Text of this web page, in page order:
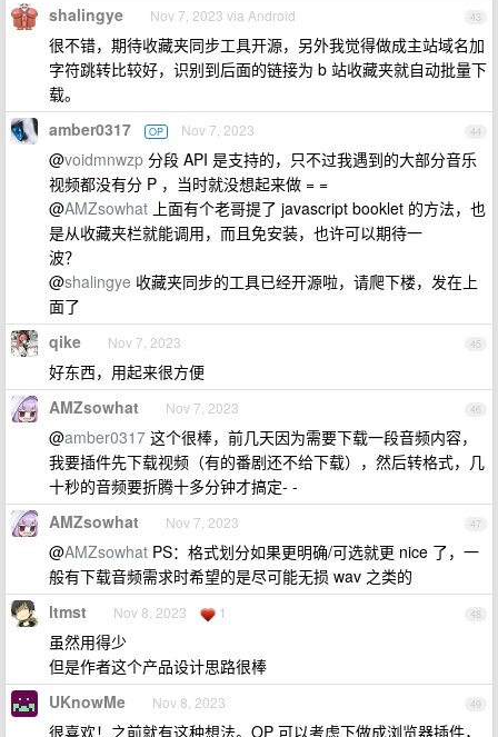
43
shalingye Nov 7, 2023 via Android
很不错，期待收藏夹同步工具开源，另外我觉得做成主站域名加
字符跳转比较好，识别到后面的链接为 b 站收藏夹就自动批量下
载。
44
amber0317 OP Nov 7, 2023
@voidmnwzp 分段 API 是支持的，只不过我遇到的大部分音乐
视频都没有分 P ，当时就没想起来做 = =
@AMZsowhat 上面有个老哥提了 javascript booklet 的方法，也
是从收藏夹栏就能调用，而且免安装，也许可以期待一
波？
@shalingye 收藏夹同步的工具已经开源啦，请爬下楼，发在上
面了
45
qike Nov 7, 2023
好东西，用起来很方便
46
AMZsowhat Nov 7, 2023
@amber0317 这个很棒，前几天因为需要下载一段音频内容，
我要插件先下载视频（有的番剧还不给下载），然后转格式，几
十秒的音频要折腾十多分钟才搞定- -
47
AMZsowhat Nov 7, 2023
@AMZsowhat PS：格式划分如果更明确/可选就更 nice 了，一
般有下载音频需求时希望的是尽可能无损 wav 之类的
48
ltmst Nov 8, 2023 1
虽然用得少
但是作者这个产品设计思路很棒
49
UKnowMe Nov 8, 2023
很喜欢！之前就有这种想法。OP 可以考虑下做成浏览器插件，